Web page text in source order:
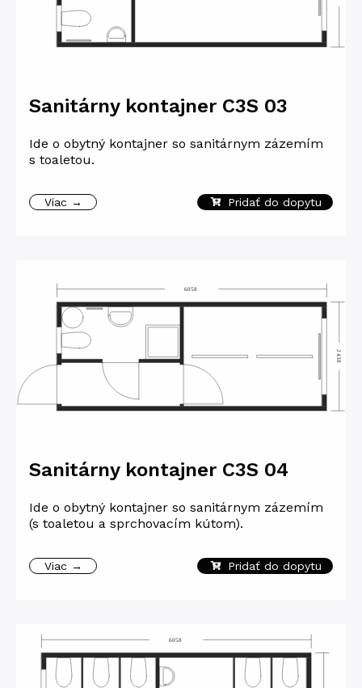
Sanitárny kontajner C3S 03
Ide o obytný kontajner so sanitárnym zázemím
s toaletou.
Viac → Pridať do dopytu
Sanitárny kontajner C3S 04
Ide o obytný kontajner so sanitárnym zázemím
(s toaletou a sprchovacím kútom).
Viac → Pridať do dopytu